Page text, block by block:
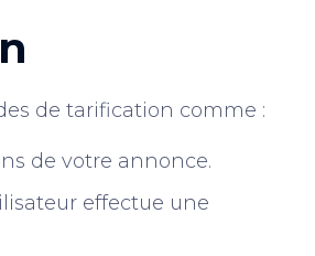
de tarification comme :
de votre annonce.
effectue une